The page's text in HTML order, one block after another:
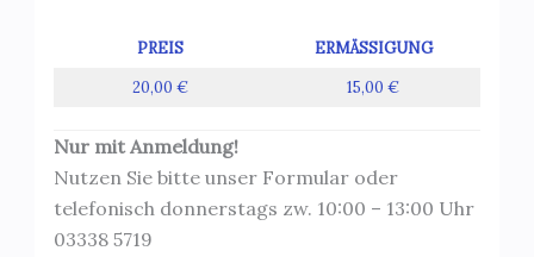
PREIS
ERMÄSSIGUNG
20,00 €
15,00 €
Nur mit Anmeldung!
Nutzen Sie bitte unser Formular oder
telefonisch donnerstags zw. 10:00 – 13:00 Uhr
03338 5719